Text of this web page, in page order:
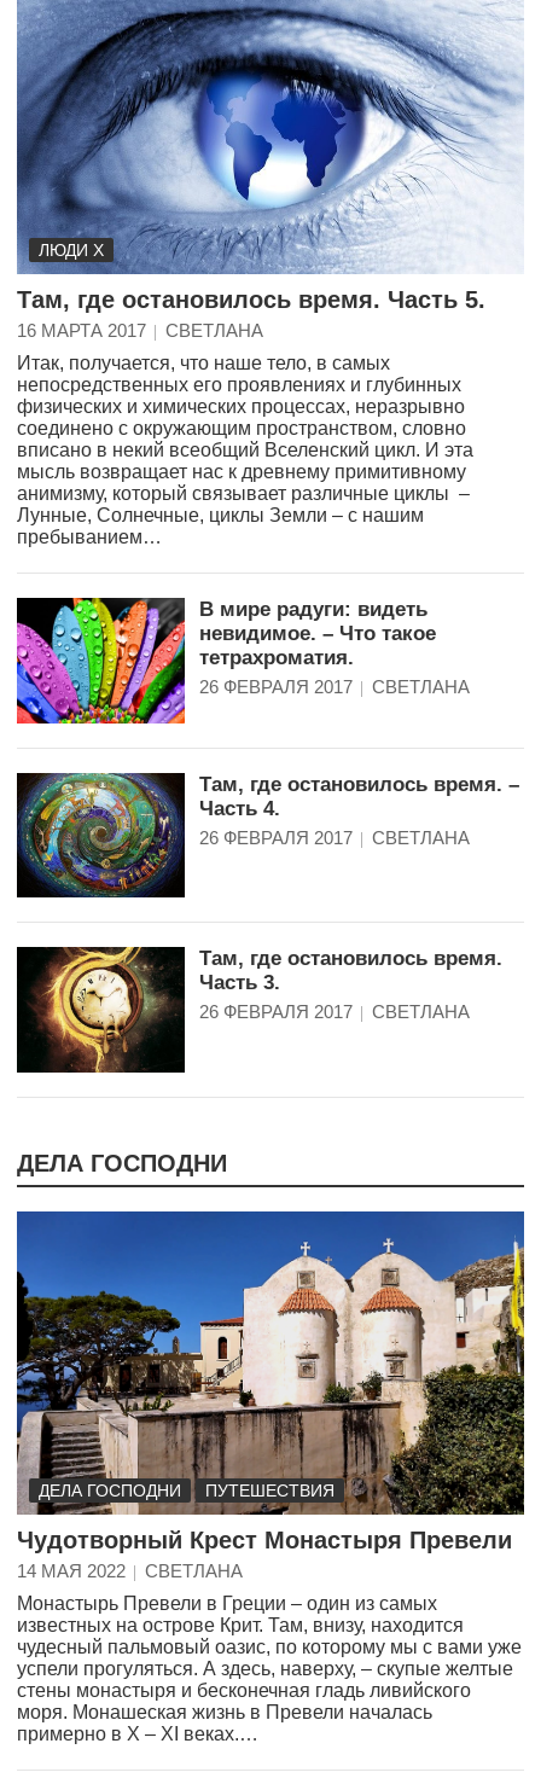
ЛЮДИ Х
Там, где остановилось время. Часть 5.
16 МАРТА 2017
СВЕТЛАНА
Итак, получается, что наше тело, в самых
непосредственных его проявлениях и глубинных
физических и химических процессах, неразрывно
соединено с окружающим пространством, словно
вписано в некий всеобщий Вселенский цикл. И эта
мысль возвращает нас к древнему примитивному
анимизму, который связывает различные циклы –
Лунные, Солнечные, циклы Земли – с нашим
пребыванием…
В мире радуги: видеть
невидимое. – Что такое
тетрахроматия.
26 ФЕВРАЛЯ 2017 СВЕТЛАНА
Там, где остановилось время. –
Часть 4.
26 ФЕВРАЛЯ 2017 СВЕТЛАНА
Там, где остановилось время.
Часть 3.
26 ФЕВРАЛЯ 2017 СВЕТЛАНА
ДЕЛА ГОСПОДНИ
ДЕЛА ГОСПОДНИ ПУТЕШЕСТВИЯ
Чудотворный Крест Монастыря Превели
14 МАЯ 2022
СВЕТЛАНА
Монастырь Превели в Греции – один из самых
известных на острове Крит. Там, внизу, находится
чудесный пальмовый оазис, по которому мы с вами уже
успели прогуляться. А здесь, наверху, – скупые желтые
стены монастыря и бесконечная гладь ливийского
моря. Монашеская жизнь в Превели началась
примерно в X – XI веках.…